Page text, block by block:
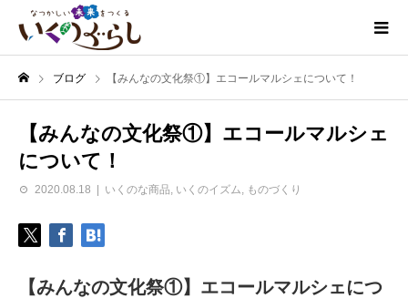
ブログ 【みんなの文化祭①】エコールマルシェについて！
【みんなの文化祭①】エコールマルシェ
について！
2020.08.18 いくのな商品 いくのイズム ものづくり
【みんなの文化祭①】エコールマルシェにつ